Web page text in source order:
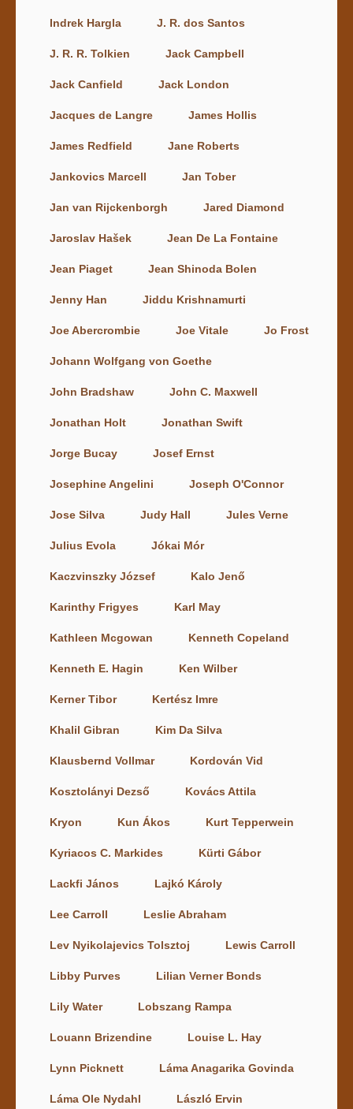
Indrek Hargla J. R. dos Santos
J. R. R. Tolkien Jack Campbell
Jack Canfield Jack London
Jacques de Langre James Hollis
James Redfield Jane Roberts
Jankovics Marcell Jan Tober
Jan van Rijckenborgh Jared Diamond
Jaroslav Hašek Jean De La Fontaine
Jean Piaget Jean Shinoda Bolen
Jenny Han Jiddu Krishnamurti
Joe Abercrombie Joe Vitale Jo Frost
Johann Wolfgang von Goethe
John Bradshaw John C. Maxwell
Jonathan Holt Jonathan Swift
Jorge Bucay Josef Ernst
Josephine Angelini Joseph O'Connor
Jose Silva Judy Hall Jules Verne
Julius Evola Jókai Mór
Kaczvinszky József Kalo Jenő
Karinthy Frigyes Karl May
Kathleen Mcgowan Kenneth Copeland
Kenneth E. Hagin Ken Wilber
Kerner Tibor Kertész Imre
Khalil Gibran Kim Da Silva
Klausbernd Vollmar Kordován Vid
Kosztolányi Dezső Kovács Attila
Kryon Kun Ákos Kurt Tepperwein
Kyriacos C. Markides Kürti Gábor
Lackfi János Lajkó Károly
Lee Carroll Leslie Abraham
Lev Nyikolajevics Tolsztoj Lewis Carroll
Libby Purves Lilian Verner Bonds
Lily Water Lobszang Rampa
Louann Brizendine Louise L. Hay
Lynn Picknett Láma Anagarika Govinda
Láma Ole Nydahl László Ervin